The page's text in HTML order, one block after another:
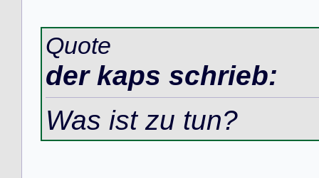
Quote
der kaps schrieb:
Was ist zu tun?